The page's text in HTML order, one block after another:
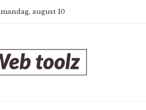
mandag, august 10